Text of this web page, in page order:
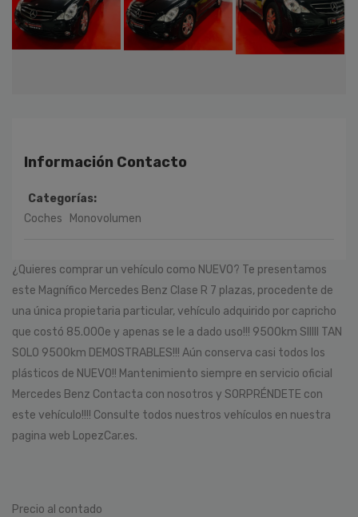
Información Contacto
Categorías:
Coches
Monovolumen
¿Quieres comprar un vehículo como NUEVO? Te presentamos
este Magnífico Mercedes Benz Clase R 7 plazas, procedente de
una única propietaria particular, vehículo adquirido por capricho
que costó 85.000e y apenas se le a dado uso!!! 9500km SIIIII TAN
SOLO 9500km DEMOSTRABLES!!! Aún conserva casi todos los
plásticos de NUEVO!! Mantenimiento siempre en servicio oficial
Mercedes Benz Contacta con nosotros y SORPRÉNDETE con
este vehículo!!!! Consulte todos nuestros vehículos en nuestra
pagina web LopezCar.es.
Precio al contado